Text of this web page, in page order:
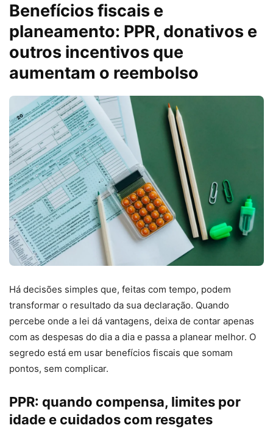
Benefícios fiscais e
planeamento: PPR, donativos e
outros incentivos que
aumentam o reembolso
Há decisões simples que, feitas com tempo, podem
transformar o resultado da sua declaração. Quando
percebe onde a lei dá vantagens, deixa de contar apenas
com as despesas do dia a dia e passa a planear melhor. O
segredo está em usar benefícios fiscais que somam
pontos, sem complicar.
PPR: quando compensa, limites por
idade e cuidados com resgates